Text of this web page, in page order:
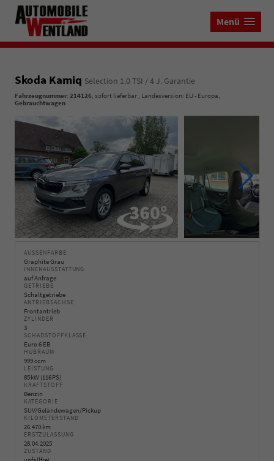
Menü
Skoda Kamiq Selection 1.0 TSI / 4 J. Garantie
Fahrzeugnummer: 214126, sofort lieferbar , Landesversion: EU - Europa,
Gebrauchtwagen
AUSSENFARBE
Graphite Grau
INNENAUSSTATTUNG
auf Anfrage
GETRIEBE
Schaltgetriebe
ANTRIEBSACHSE
Frontantrieb
ZYLINDER
3
SCHADSTOFFKLASSE
Euro 6 EB
HUBRAUM
999 ccm
LEISTUNG
85 kW (116 PS)
KRAFTSTOFF
Benzin
KATEGORIE
SUV/Geländewagen/Pickup
KILOMETERSTAND
26.470 km
ERSTZULASSUNG
28.04.2025
ZUSTAND